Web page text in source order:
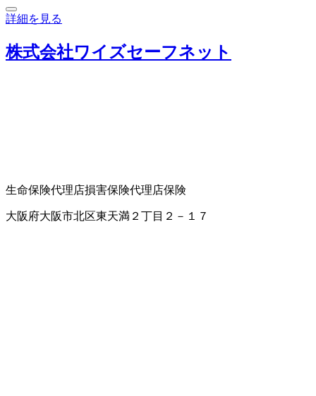
詳細を見る
株式会社ワイズセーフネット
生命保険代理店損害保険代理店保険
大阪府大阪市北区東天満２丁目２－１７